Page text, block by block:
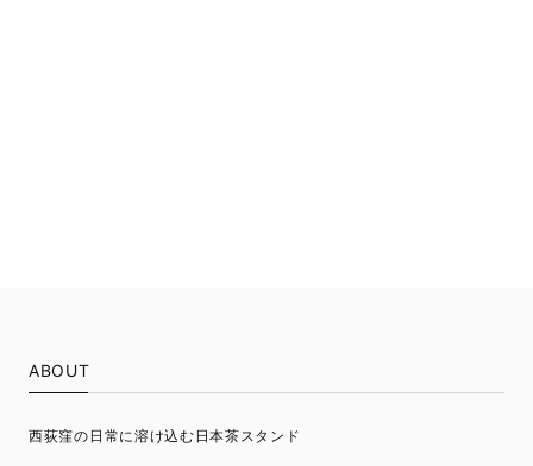
ABOUT
西荻窪の日常に溶け込む日本茶スタンド